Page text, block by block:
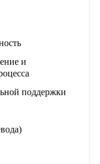
и
поддержки